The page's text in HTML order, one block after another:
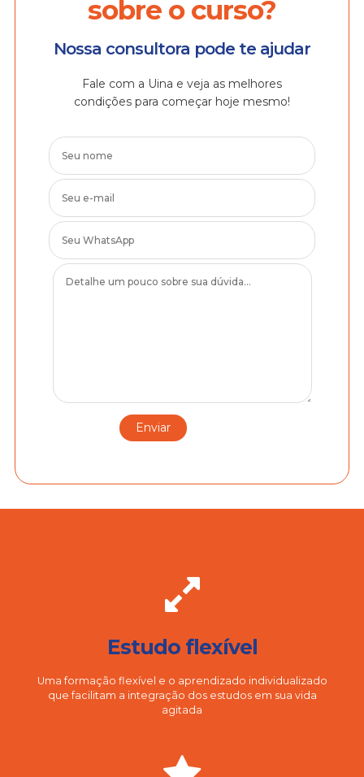
sobre o curso?
Nossa consultora pode te ajudar
Fale com a Uina e veja as melhores
condições para começar hoje mesmo!
Estudo flexível
Uma formação flexível e o aprendizado individualizado
que facilitam a integração dos estudos em sua vida
agitada